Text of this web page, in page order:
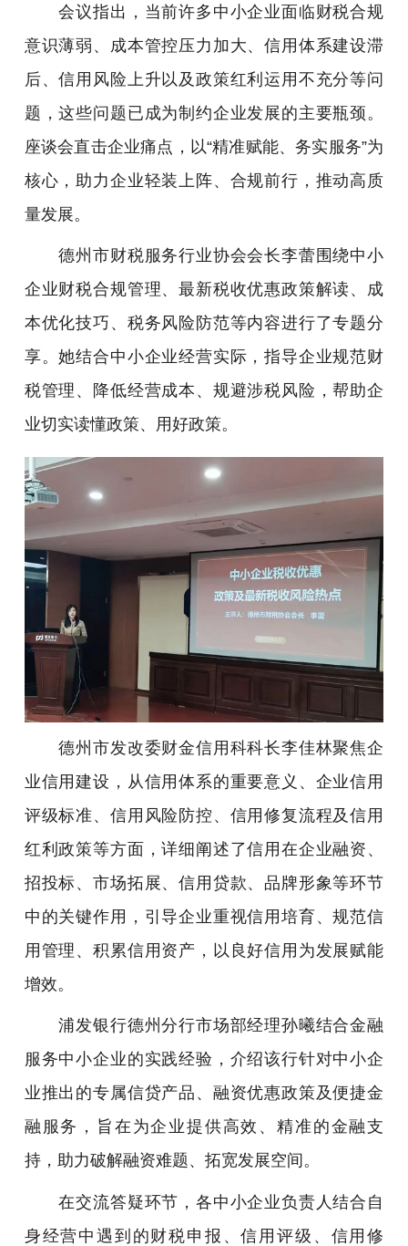
会议指出，当前许多中小企业面临财税合规
意识薄弱、成本管控压力加大、信用体系建设滞
后、信用风险上升以及政策红利运用不充分等问
题，这些问题已成为制约企业发展的主要瓶颈。
座谈会直击企业痛点，以“精准赋能、务实服务”为
核心，助力企业轻装上阵、合规前行，推动高质
量发展。
德州市财税服务行业协会会长李蕾围绕中小
企业财税合规管理、最新税收优惠政策解读、成
本优化技巧、税务风险防范等内容进行了专题分
享。她结合中小企业经营实际，指导企业规范财
税管理、降低经营成本、规避涉税风险，帮助企
业切实读懂政策、用好政策。
德州市发改委财金信用科科长李佳林聚焦企
业信用建设，从信用体系的重要意义、企业信用
评级标准、信用风险防控、信用修复流程及信用
红利政策等方面，详细阐述了信用在企业融资、
招投标、市场拓展、信用贷款、品牌形象等环节
中的关键作用，引导企业重视信用培育、规范信
用管理、积累信用资产，以良好信用为发展赋能
增效。
浦发银行德州分行市场部经理孙曦结合金融
服务中小企业的实践经验，介绍该行针对中小企
业推出的专属信贷产品、融资优惠政策及便捷金
融服务，旨在为企业提供高效、精准的金融支
持，助力破解融资难题、拓宽发展空间。
在交流答疑环节，各中小企业负责人结合自
身经营中遇到的财税申报、信用评级、信用修